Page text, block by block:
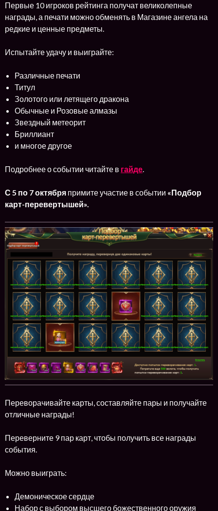
Первые 10 игроков рейтинга получат великолепные
награды, а печати можно обменять в Магазине ангела на
редкие и ценные предметы.
Испытайте удачу и выиграйте:
Различные печати
Титул
Золотого или летящего дракона
Обычные и Розовые алмазы
Звездный метеорит
Бриллиант
и многое другое
Подробнее о событии читайте в гайде.
С 5 по 7октября примите участие в событии «Подбор
карт-перевертышей».
Переворачивайте карты, составляйте пары и получайте
отличные награды!
Переверните 9 пар карт, чтобы получить все награды
события.
Можно выиграть:
Демоническое сердце
Набор с выбором высшего божественного оружия